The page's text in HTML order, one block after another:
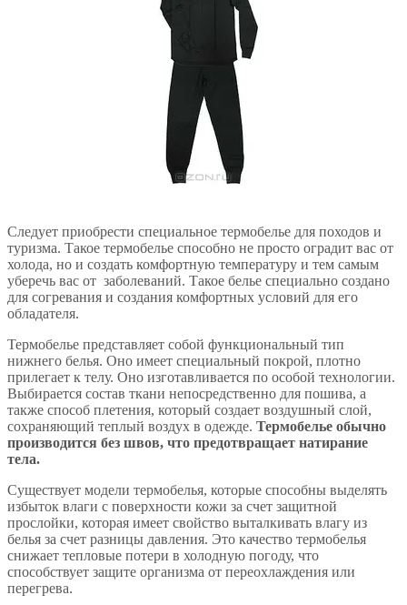
Следует приобрести специальное термобелье для походов и
туризма. Такое термобелье способно не просто оградит вас от
холода, но и создать комфортную температуру и тем самым
уберечь вас от заболеваний. Такое белье специально создано
для согревания и создания комфортных условий для его
обладателя.
Термобелье представляет собой функциональный тип
нижнего белья. Оно имеет специальный покрой, плотно
прилегает к телу. Оно изготавливается по особой технологии.
Выбирается состав ткани непосредственно для пошива, а
также способ плетения, который создает воздушный слой,
сохраняющий теплый воздух в одежде. Термобелье обычно
производится без швов, что предотвращает натирание
тела.
Существует модели термобелья, которые способны выделять
избыток влаги с поверхности кожи за счет защитной
прослойки, которая имеет свойство выталкивать влагу из
белья за счет разницы давления. Это качество термобелья
снижает тепловые потери в холодную погоду, что
способствует защите организма от переохлаждения или
перегрева.